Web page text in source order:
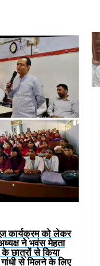
कार्यक्रम को लेकर
ने भवंस मेहता
के छात्रों से किया
से मिलने के लिए